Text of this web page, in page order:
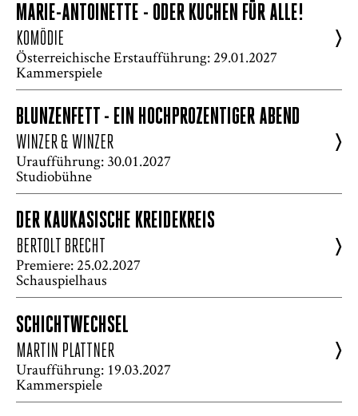
MARIE-ANTOINETTE - ODER KUCHEN FÜR ALLE!
KOMÖDIE
Österreichische Erstaufführung: 29.01.2027
Kammerspiele
>
BLUNZENFETT - EIN HOCHPROZENTIGER ABEND
WINZER & WINZER
Uraufführung: 30.01.2027
Studiobühne
>
DER KAUKASISCHE KREIDEKREIS
BERTOLT BRECHT
Premiere: 25.02.2027
Schauspielhaus
>
SCHICHTWECHSEL
MARTIN PLATTNER
Uraufführung: 19.03.2027
Kammerspiele
>